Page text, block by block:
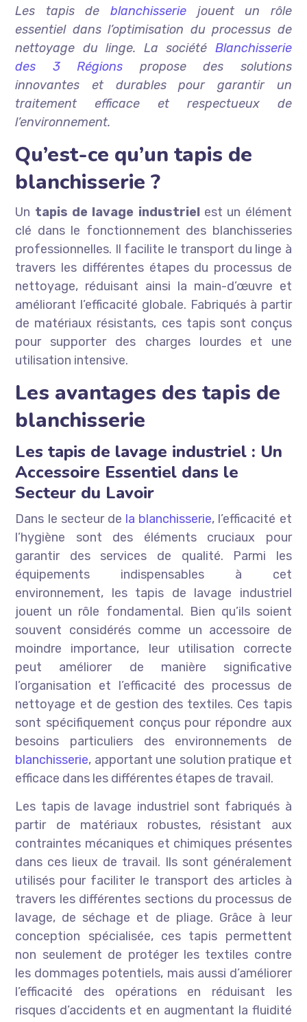
Les tapis de blanchisserie jouent un rôle
essentiel dans l’optimisation du processus de
nettoyage du linge. La société Blanchisserie
des 3 Régions propose des solutions
innovantes et durables pour garantir un
traitement efficace et respectueux de
l’environnement.
Qu’est-ce qu’un tapis de
blanchisserie ?
Un tapis de lavage industrielest un élément
clé dans le fonctionnement des blanchisseries
professionnelles. Il facilite le transport du linge à
travers les différentes étapes du processus de
nettoyage, réduisant ainsi la main-d’œuvre et
améliorant l’efficacité globale. Fabriqués à partir
de matériaux résistants, ces tapis sont conçus
pour supporter des charges lourdes et une
utilisation intensive.
Les avantages des tapis de
blanchisserie
Les tapis de lavage industriel : Un
Accessoire Essentiel dans le
Secteur du Lavoir
Dans le secteur de la blanchisserie, l’efficacité et
l’hygiène sont des éléments cruciaux pour
garantir des services de qualité. Parmi les
équipements indispensables à cet
environnement, les tapis de lavage industriel
jouent un rôle fondamental. Bien qu’ils soient
souvent considérés comme un accessoire de
moindre importance, leur utilisation correcte
peut améliorer de manière significative
l’organisation et l’efficacité des processus de
nettoyage et de gestion des textiles. Ces tapis
sont spécifiquement conçus pour répondre aux
besoins particuliers des environnements de
blanchisserie, apportant une solution pratique et
efficace dans les différentes étapes de travail.
Les tapis de lavage industriel sont fabriqués à
partir de matériaux robustes, résistant aux
contraintes mécaniques et chimiques présentes
dans ces lieux de travail. Ils sont généralement
utilisés pour faciliter le transport des articles à
travers les différentes sections du processus de
lavage, de séchage et de pliage. Grâce à leur
conception spécialisée, ces tapis permettent
non seulement de protéger les textiles contre
les dommages potentiels, mais aussi d’améliorer
l’efficacité des opérations en réduisant les
risques d’accidents et en augmentant la fluidité